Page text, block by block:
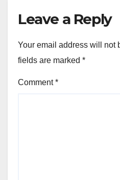
Leave a Reply
Your email address will not
fields are marked *
Comment*